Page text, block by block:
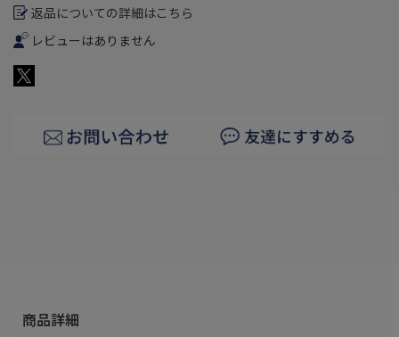
返品についての詳細はこちら
レビューはありません
商品詳細